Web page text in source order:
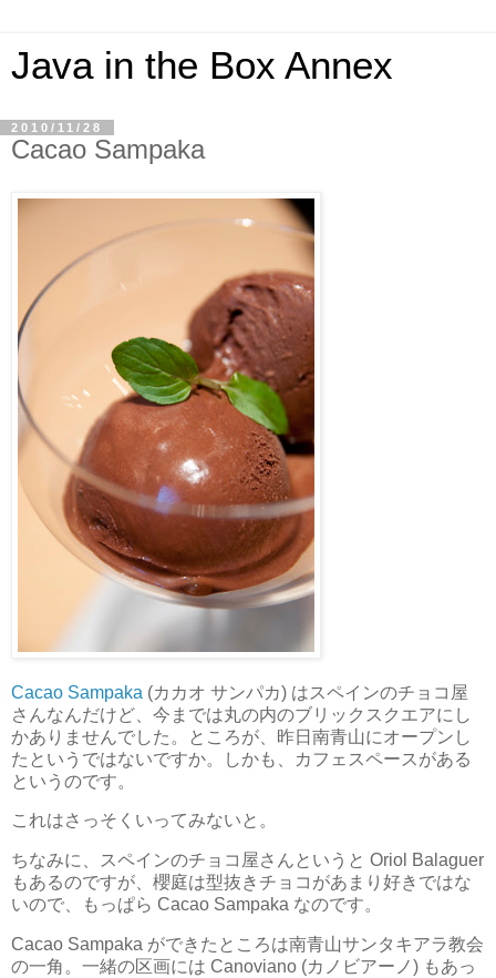
Java in the Box Annex
2010/11/28
Cacao Sampaka
Cacao Sampaka (カカオ サンパカ) はスペインのチョコ屋
さんなんだけど、今までは丸の内のブリックスクエアにし
かありませんでした。ところが、昨日南青山にオープンし
たというではないですか。しかも、カフェスペースがある
というのです。
これはさっそくいってみないと。
ちなみに、スペインのチョコ屋さんというと Oriol Balaguer
もあるのですが、櫻庭は型抜きチョコがあまり好きではな
いので、もっぱら Cacao Sampaka なのです。
Cacao Sampaka ができたところは南青山サンタキアラ教会
の一角。一緒の区画には Canoviano (カノビアーノ) もあっ